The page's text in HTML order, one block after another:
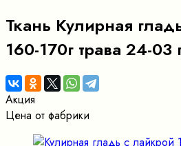
Ткань Кулирная
160-170г трава 24-
Акция
Цена от фабрики